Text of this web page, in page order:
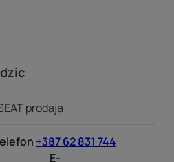
prodaja
+387 62 831 744
E-